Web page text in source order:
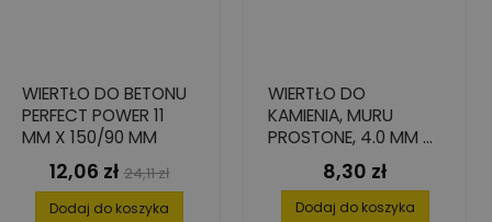
WIERTŁO DO BETONU
PERFECT POWER 11
MM X 150/90 MM
Cena
12,06 zł Cena
podstawowa
24,11 zł
Dodaj do koszyka
WIERTŁO DO
KAMIENIA, MURU
PROSTONE, 4.0 MM X
110 MM X 150 MM
Cena
8,30 zł
Dodaj do koszyka